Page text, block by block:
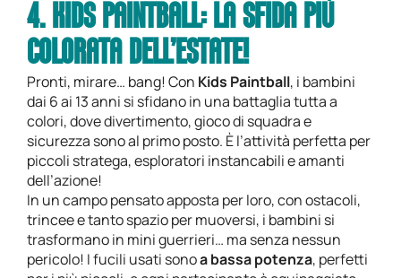
4. KIDS PAINTBALL: LA SFIDA PIÙ
COLORATA DELL’ESTATE!
Pronti, mirare… bang! Con Kids Paintball, i bambini
dai 6 ai 13 anni si sfidano in una battaglia tutta a
colori, dove divertimento, gioco di squadra e
sicurezza sono al primo posto. È l’attività perfetta per
piccoli stratega, esploratori instancabili e amanti
dell’azione!
In un campo pensato apposta per loro, con ostacoli,
trincee e tanto spazio per muoversi, i bambini si
trasformano in mini guerrieri… ma senza nessun
pericolo! I fucili usati sonoa bassa potenza, perfetti